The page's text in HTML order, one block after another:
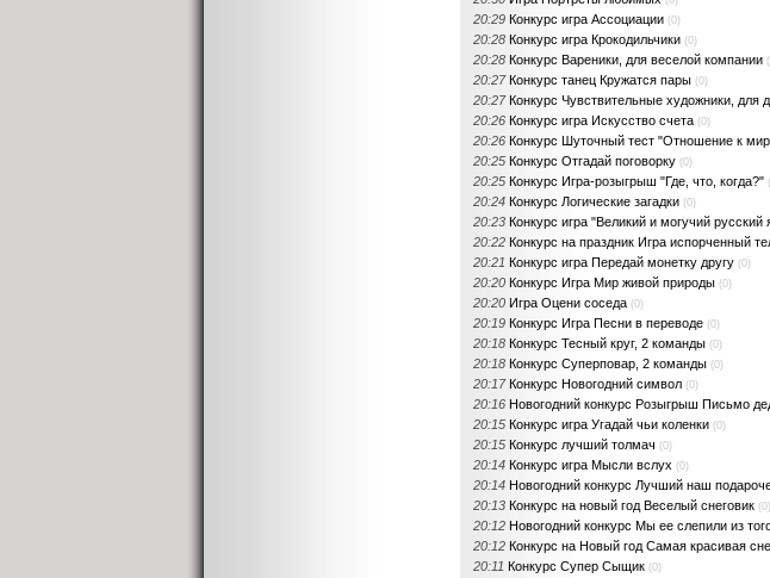
20:29 Конкурс игра Ассоциации (0)
20:28 Конкурс игра Крокодильчики (0)
20:28 Конкурс Вареники, для веселой компании
20:27 Конкурс танец Кружатся пары (0)
20:27 Конкурс Чувствительные художники, для
20:26 Конкурс игра Искусство счета (0)
20:26 Конкурс Шуточный тест "Отношение к
20:25 Конкурс Отгадай поговорку (0)
20:25 Конкурс Игра-розыгрыш "Где, что, когда?"
20:24 Конкурс Логические загадки (0)
20:23 Конкурс игра "Великий и могучий русский
20:22 Конкурс на праздник Игра испорченный
20:21 Конкурс игра Передай монетку другу (0)
20:20 Конкурс Игра Мир живой природы (0)
20:20 Игра Оцени соседа (0)
20:19 Конкурс Игра Песни в переводе (0)
20:18 Конкурс Тесный круг, 2 команды (0)
20:18 Конкурс Суперповар, 2 команды (0)
20:17 Конкурс Новогодний символ (0)
20:16 Новогодний конкурс Розыгрыш Письмо
20:15 Конкурс игра Угадай чьи коленки (0)
20:15 Конкурс лучший толмач (0)
20:14 Конкурс игра Мысли вслух (0)
20:14 Новогодний конкурс Лучший наш
20:13 Конкурс на новый год Веселый снеговик (0)
20:12 Новогодний конкурс Мы ее слепили из
20:12 Конкурс на Новый год Самая красивая
20:11 Конкурс Супер Сыщик (0)